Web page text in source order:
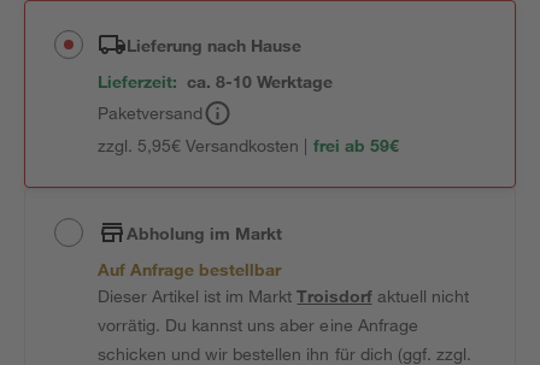
Lieferung nach Hause
Lieferzeit: ca. 8-10 Werktage
Paketversand
zzgl. 5,95€ Versandkosten | frei ab 59€
Abholung im Markt
Auf Anfrage bestellbar
Dieser Artikel ist im MarktTroisdorfaktuell nicht
vorrätig. Du kannst uns aber eine Anfrage
schicken und wir bestellen ihn für dich (ggf. zzgl.